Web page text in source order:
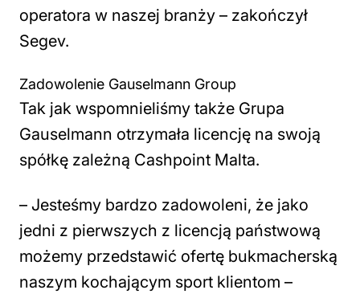
operatora w naszej branży – zakończył
Segev.
Zadowolenie Gauselmann Group
Tak jak wspomnieliśmy także Grupa
Gauselmann otrzymała licencję na swoją
spółkę zależną Cashpoint Malta.
– Jesteśmy bardzo zadowoleni, że jako
jedni z pierwszych z licencją państwową
możemy przedstawić ofertę bukmacherską
naszym kochającym sport klientom –